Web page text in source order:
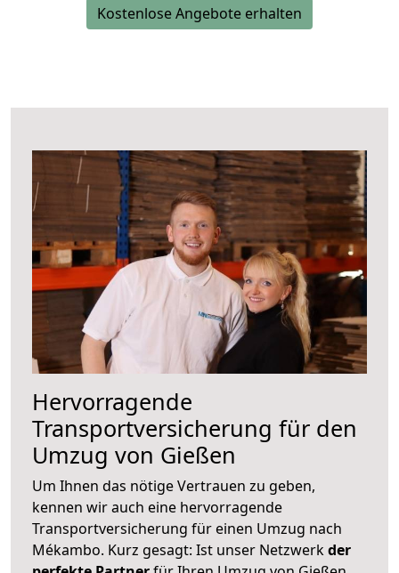
Kostenlose Angebote erhalten
Hervorragende
Transportversicherung für den
Umzug von Gießen
Um Ihnen das nötige Vertrauen zu geben,
kennen wir auch eine hervorragende
Transportversicherung für einen Umzug nach
Mékambo. Kurz gesagt: Ist unser Netzwerkder